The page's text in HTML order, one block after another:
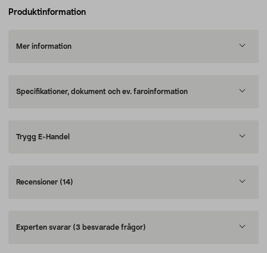
Produktinformation
Mer information
Specifikationer, dokument och ev. faroinformation
Trygg E-Handel
Recensioner (14)
Experten svarar (3 besvarade frågor)